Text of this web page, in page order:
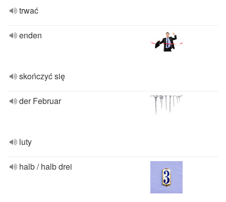
trwać
enden
skończyć się
der Februar
luty
halb / halb drei